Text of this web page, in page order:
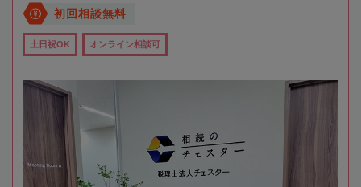
初回相談無料
土日祝OK オンライン相談可